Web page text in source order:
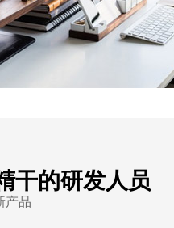
干的研发人员
产品